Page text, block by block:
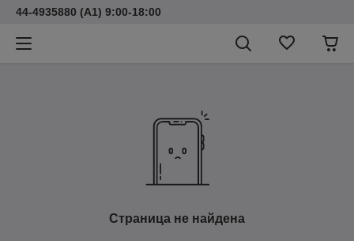
44-4935880 (A1) 9:00-18:00
Страница не найдена